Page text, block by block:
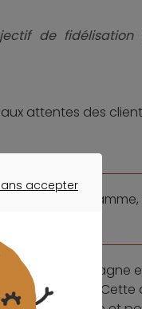
de
attentes des
au
effet en Espagne
est en cours. Cette
accepter